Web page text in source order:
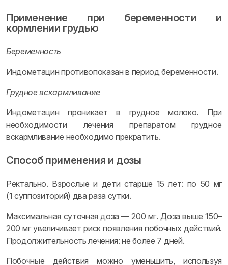
Применение при беременности и
кормлении грудью
Беременность
Индометацин противопоказан в период беременности.
Грудное вскармливание
Индометацин проникает в грудное молоко. При
необходимости лечения препаратом грудное
вскармливание необходимо прекратить.
Способ применения и дозы
Ректально. Взрослые и дети старше 15 лет: по 50 мг
(1 суппозиторий) два раза сутки.
Максимальная суточная доза — 200 мг. Доза выше 150–
200 мг увеличивает риск появления побочных действий.
Продолжительность лечения: не более 7 дней.
Побочные действия можно уменьшить, используя